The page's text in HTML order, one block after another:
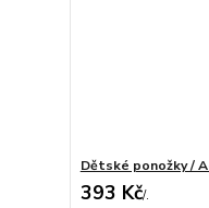
Dětské ponožky /
393 Kč/.